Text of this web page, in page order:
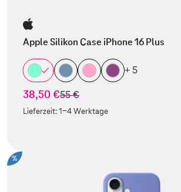
Apple Silikon Case iPhone 16 Plus
+ 5
38,50 €statt
55 €
Lieferzeit:1-4 Werktage
%